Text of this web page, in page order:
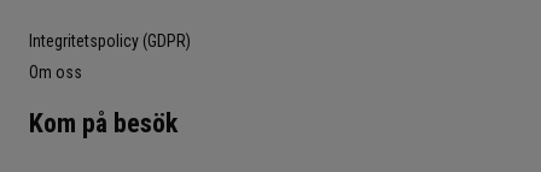
Integritetspolicy (GDPR)
Om oss
Kom på besök